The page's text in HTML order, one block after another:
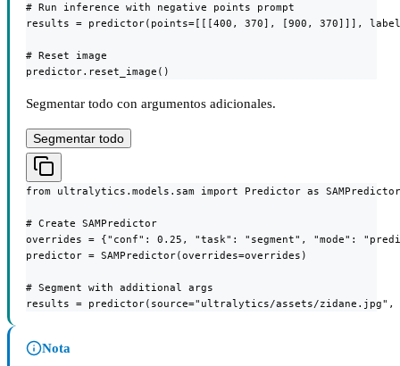
# Run inference with negative points prompt
results = predictor(points=[[[400, 370], [900, 370]]],
# Reset image
predictor.reset_image()
Segmentar todo con argumentos adicionales.
Segmentar todo
from ultralytics.models.sam import Predictor as SAMPredictor
# Create SAMPredictor
overrides = {"conf": 0.25, "task": "segment", "mode":
predictor = SAMPredictor(overrides=overrides)
# Segment with additional args
results = predictor(source="ultralytics/assets/zidane.jpg",
Nota